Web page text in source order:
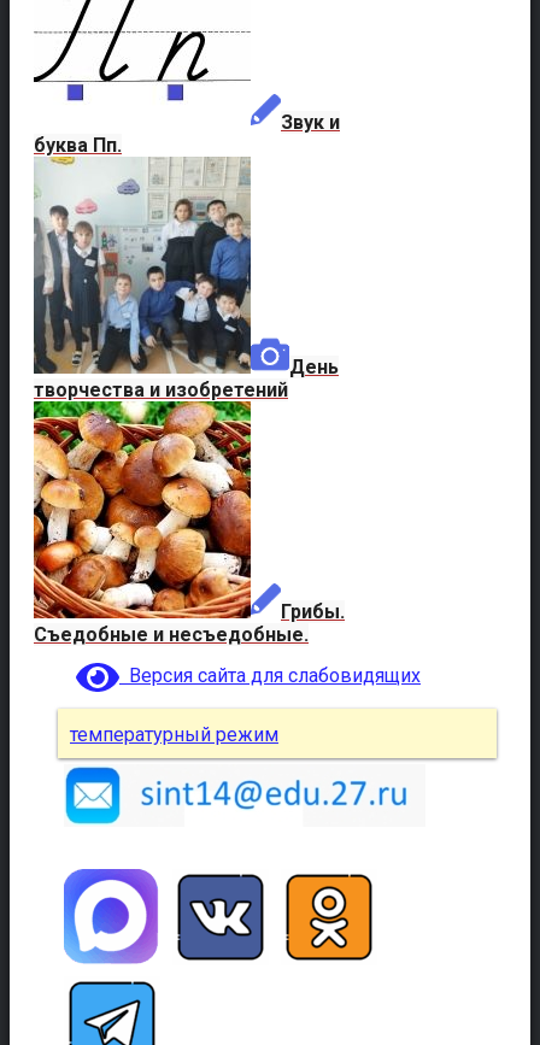
Звук и
буква Пп.
День
творчества и изобретений
Грибы.
Съедобные и несъедобные.
Версия сайта для слабовидящих
температурный режим